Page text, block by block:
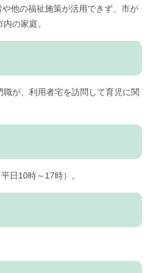
他の福祉施策が活用できず、市が
の家庭。
が、利用者宅を訪問して育児に関
日10時～17時）。